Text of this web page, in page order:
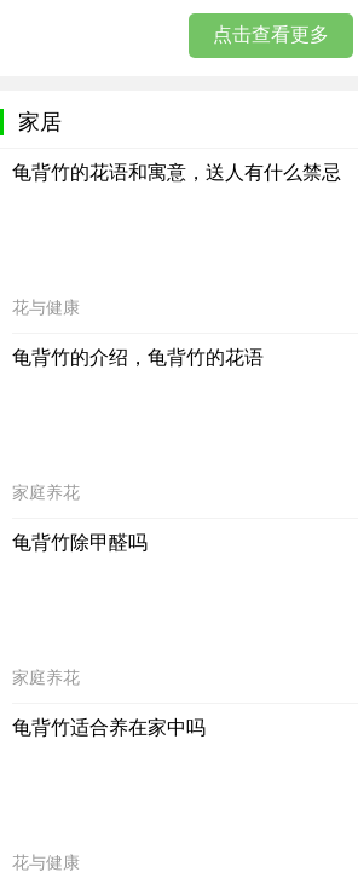
点击查看更多
家居
龟背竹的花语和寓意，送人有什么禁忌
花与健康
龟背竹的介绍，龟背竹的花语
家庭养花
龟背竹除甲醛吗
家庭养花
龟背竹适合养在家中吗
花与健康